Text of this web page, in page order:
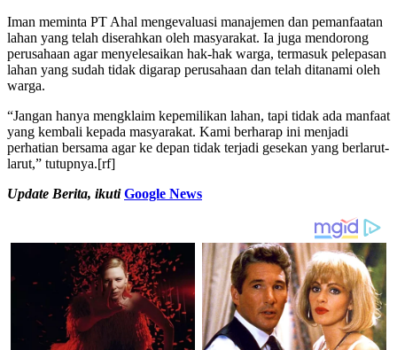
Iman meminta PT Ahal mengevaluasi manajemen dan pemanfaatan
lahan yang telah diserahkan oleh masyarakat. Ia juga mendorong
perusahaan agar menyelesaikan hak-hak warga, termasuk pelepasan
lahan yang sudah tidak digarap perusahaan dan telah ditanami oleh
warga.
“Jangan hanya mengklaim kepemilikan lahan, tapi tidak ada manfaat
yang kembali kepada masyarakat. Kami berharap ini menjadi
perhatian bersama agar ke depan tidak terjadi gesekan yang berlarut-
larut,” tutupnya.[rf]
Update Berita, ikutiGoogle News